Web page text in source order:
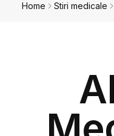
Home Stiri medicale